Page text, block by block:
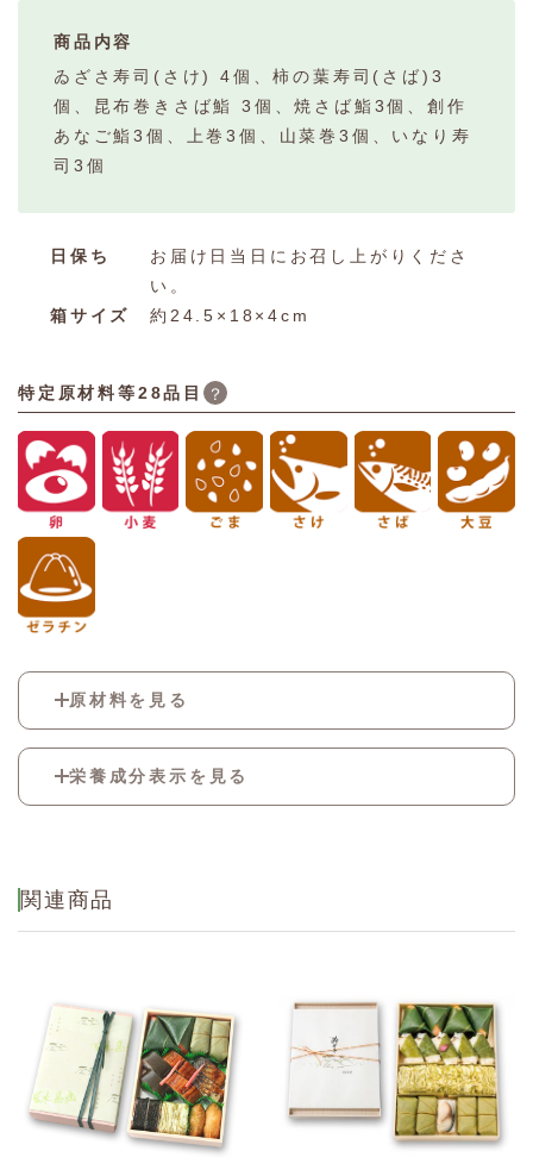
原材料を見る
液糖、砂糖、食塩)、調味液、植物油]、酢〆さ
ば、焼さば、穴子蒲焼、稲荷揚げ、味付山菜、
茸、ごま、煮詰たれ、はじかみ、焼あなご、お
ぼろ、焼のり、おぼろ昆布、青のり/調味料(ア
チノイド)、ソルビット、酒精、トレハロー
ス、酸味料、糊料(加工デンプン、増粘多糖
類)、甘味料(ステビア、カンゾウ)、香料
栄養成分表示を見る
脂質 52.4g
食塩相当量 15.4g
(推定値)
商品内容
ゐざさ寿司(さけ) 4個、柿の葉寿司(さば)3
個、昆布巻きさば鮨 3個、焼さば鮨3個、創作
あなご鮨3個、上巻3個、山菜巻3個、いなり寿
司3個
日保ち
お届け日当日にお召し上がりくださ
い。
箱サイズ
約24.5×18×4cm
特定原材料等28品目 ？
関連商品